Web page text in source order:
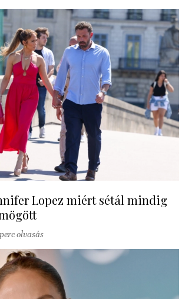
Lopez miért sétál mindig
olvasás